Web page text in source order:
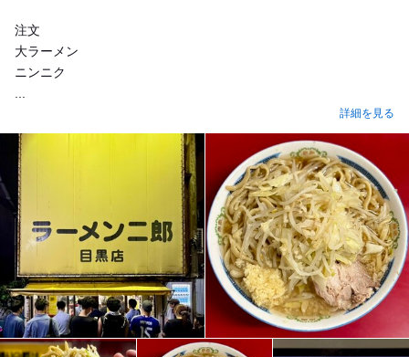
注文
大ラーメン
ニンニク
詳細を見る